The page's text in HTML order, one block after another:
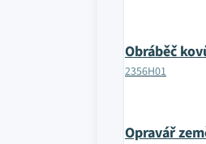
Obráběč
2356H01
Opravář